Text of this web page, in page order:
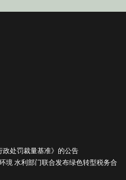
政处罚裁量基准》的公告
境 水利部门联合发布绿色转型税务合